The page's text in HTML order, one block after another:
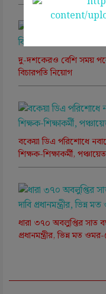
দু-দশকেরও বেশি সময়
বিচারপতি নিয়োগ
বকেয়া ডিএ পরিশোধে
শিক্ষক-শিক্ষাকর্মী,
ধারা ৩৭০ অবলুপ্তির সাত
প্রধানমন্ত্রীর, ভিন্ন মত